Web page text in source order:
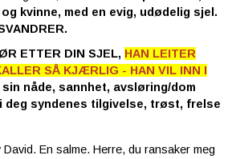
kvinne, med en evig, udødelig sjel.
ETTER DIN SJEL, HAN LEITER
SÅ KJÆRLIG - HAN VIL INN I
sin nåde, sannhet, avsløring/dom
deg syndenes tilgivelse, trøst, frelse
En salme. Herre, du ransaker meg